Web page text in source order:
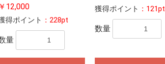
￥12,000
得ポイント ：228pt
量
獲得ポイント ：121pt
数量